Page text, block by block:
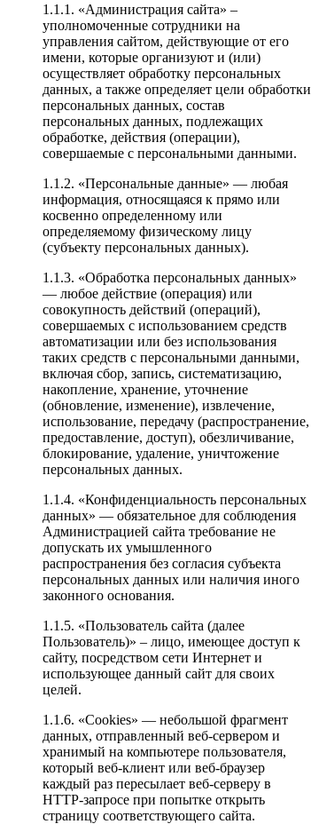
1.1.1. «Администрация сайта» –
уполномоченные сотрудники на
управления сайтом, действующие от его
имени, которые организуют и (или)
осуществляет обработку персональных
данных, а также определяет цели обработки
персональных данных, состав
персональных данных, подлежащих
обработке, действия (операции),
совершаемые с персональными данными.
1.1.2. «Персональные данные» — любая
информация, относящаяся к прямо или
косвенно определенному или
определяемому физическому лицу
(субъекту персональных данных).
1.1.3. «Обработка персональных данных»
— любое действие (операция) или
совокупность действий (операций),
совершаемых с использованием средств
автоматизации или без использования
таких средств с персональными данными,
включая сбор, запись, систематизацию,
накопление, хранение, уточнение
(обновление, изменение), извлечение,
использование, передачу (распространение,
предоставление, доступ), обезличивание,
блокирование, удаление, уничтожение
персональных данных.
1.1.4. «Конфиденциальность персональных
данных» — обязательное для соблюдения
Администрацией сайта требование не
допускать их умышленного
распространения без согласия субъекта
персональных данных или наличия иного
законного основания.
1.1.5. «Пользователь сайта (далее
Пользователь)» – лицо, имеющее доступ к
сайту, посредством сети Интернет и
использующее данный сайт для своих
целей.
1.1.6. «Cookies» — небольшой фрагмент
данных, отправленный веб-сервером и
хранимый на компьютере пользователя,
который веб-клиент или веб-браузер
каждый раз пересылает веб-серверу в
HTTP-запросе при попытке открыть
страницу соответствующего сайта.